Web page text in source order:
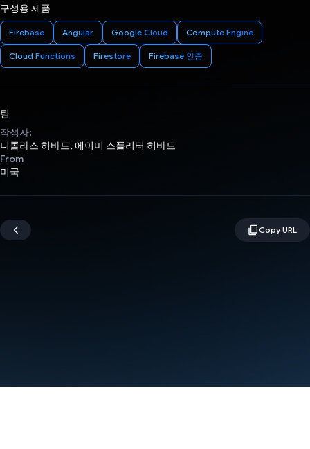
구성용 제품
Firebase Angular Google Cloud Compute Engine
Cloud Functions Firestore Firebase 인증
팀
작성자:
니콜라스 허바드, 에이미 스플리터 허바드
From
미국